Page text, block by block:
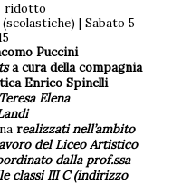
ridotto
| Sabato 5
Puccini
a cura della compagnia
Enrico Spinelli
Elena
realizzati nell’ambito
del Liceo Artistico
dalla prof.ssa
classi III C (indirizzo